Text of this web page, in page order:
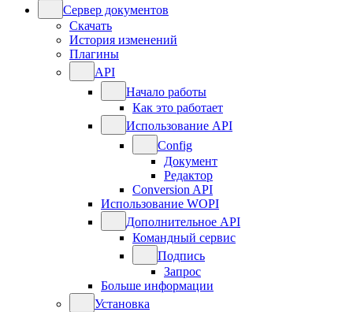
Сервер документов
Скачать
История изменений
Плагины
API
Начало работы
Как это работает
Использование API
Config
Документ
Редактор
Conversion API
Использование WOPI
Дополнительное API
Командный сервис
Подпись
Запрос
Больше информации
Установка